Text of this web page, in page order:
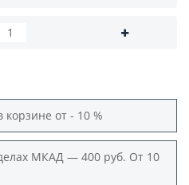
от - 10 %
МКАД — 400 руб. От 10